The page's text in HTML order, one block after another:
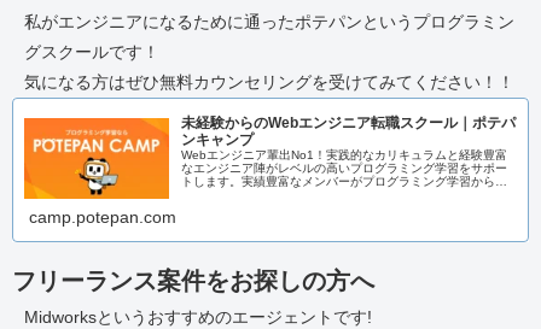
私がエンジニアになるために通ったポテパンというプログラミン
グスクールです！
気になる方はぜひ無料カウンセリングを受けてみてください！！
未経験からのWebエンジニア転職スクール｜ポテパ
ンキャンプ
Webエンジニア輩出No1！実践的なカリキュラムと経験豊富
なエンジニア陣がレベルの高いプログラミング学習をサポー
トします。実績豊富なメンバーがプログラミング学習からエ
camp.potepan.com
フリーランス案件をお探しの方へ
Midworksというおすすめのエージェントです!